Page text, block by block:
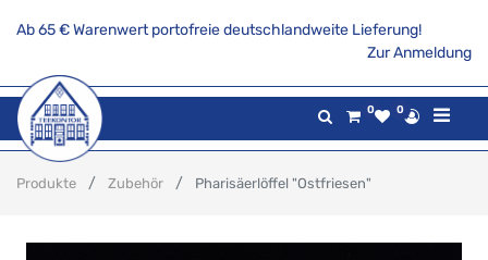
Ab 65 € Warenwert portofreie deutschlandweite Lieferung!
Zur Anmeldung
0 0
Produkte Zubehör Pharisäerlöffel "Ostfriesen"